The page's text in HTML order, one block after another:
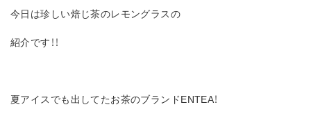
今日は珍しい焙じ茶のレモングラスの
紹介です！！
夏アイスでも出してたお茶のブランドENTEA！